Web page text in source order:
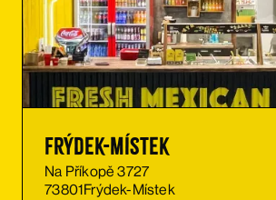
Frýdek-Místek
Na Příkopě 3727
73801Frýdek-Místek